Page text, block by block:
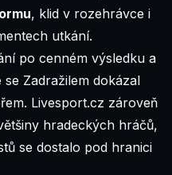
, klid v rozehrávce i
utkání.
po cenném výsledku a
Zadražilem dokázal
Livesport.cz zároveň
hradeckých hráčů,
se dostalo pod hranici